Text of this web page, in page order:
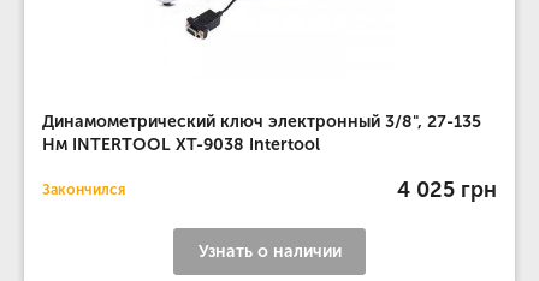
Динамометрический ключ электронный 3/8", 27-135
Нм INTERTOOL XT-9038 Intertool
Закончился 4 025 грн
Узнать о наличии